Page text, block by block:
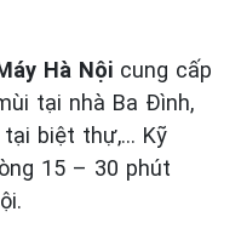
Hà Nội cung cấp
tại nhà Ba Đình,
tại biệt thự,… Kỹ
15 – 30 phút